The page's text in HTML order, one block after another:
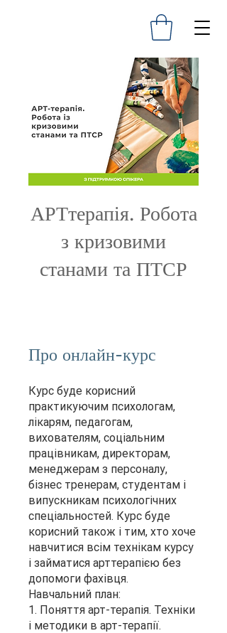
АРТтерапія. Робота
з кризовими
станами та ПТСР
Про онлайн-курс
Курс буде корисний
практикуючим психологам,
лікарям, педагогам,
вихователям, соціальним
працівникам, директорам,
менеджерам з персоналу,
бізнес тренерам, студентам і
випускникам психологічних
спеціальностей. Курс буде
корисний також і тим, хто хоче
навчитися всім технікам курсу
і займатися арттерапією без
допомоги фахівця.
Навчальний план:
1. Поняття арт-терапія. Техніки
і методики в арт-терапії.